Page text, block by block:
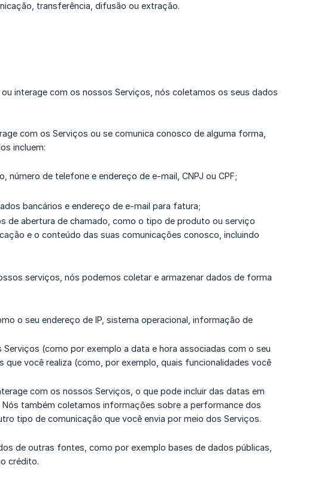
transferência, difusão ou extração.
interage com os nossos Serviços, nós coletamos os seus dados
com os Serviços ou se comunica conosco de alguma forma,
incluem:
de telefone e endereço de e-mail, CNPJ ou CPF;
bancários e endereço de e-mail para fatura;
de abertura de chamado, como o tipo de produto ou serviço
e o conteúdo das suas comunicações conosco, incluindo
serviços, nós podemos coletar e armazenar dados de forma
o seu endereço de IP, sistema operacional, informação de
(como por exemplo a data e hora associadas com o seu
você realiza (como, por exemplo, quais funcionalidades você
com os nossos Serviços, o que pode incluir das datas em
também coletamos informações sobre a performance dos
tipo de comunicação que você envia por meio dos Serviços.
de outras fontes, como por exemplo bases de dados públicas,
crédito.